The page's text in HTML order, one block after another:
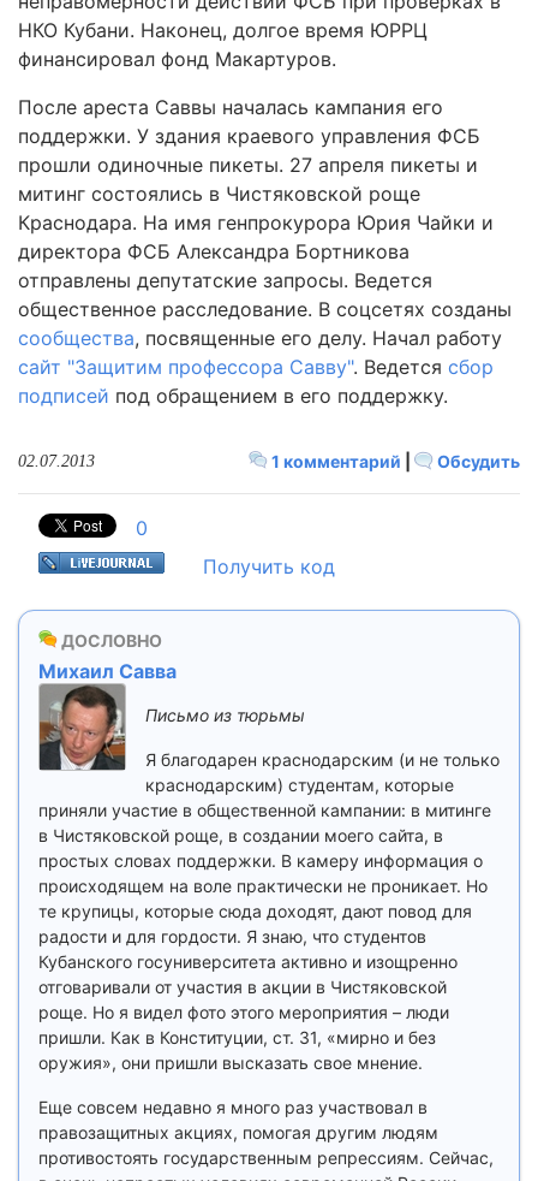
НКО Кубани. Наконец, долгое время ЮРРЦ
финансировал фонд Макартуров.
После ареста Саввы началась кампания его
поддержки. У здания краевого управления ФСБ
прошли одиночные пикеты. 27 апреля пикеты и
митинг состоялись в Чистяковской роще
Краснодара. На имя генпрокурора Юрия Чайки и
директора ФСБ Александра Бортникова
отправлены депутатские запросы. Ведется
общественное расследование. В соцсетях созданы
сообщества, посвященные его делу. Начал работу
сайт "Защитим профессора Савву". Ведется сбор
подписей под обращением в его поддержку.
1 комментарий Обсудить
02.07.2013
0
Получить код
ДОСЛОВНО
Михаил Савва
Письмо из тюрьмы
Я благодарен краснодарским (и не только
краснодарским) студентам, которые
приняли участие в общественной кампании: в митинге
в Чистяковской роще, в создании моего сайта, в
простых словах поддержки. В камеру информация о
происходящем на воле практически не проникает. Но
те крупицы, которые сюда доходят, дают повод для
радости и для гордости. Я знаю, что студентов
Кубанского госуниверситета активно и изощренно
отговаривали от участия в акции в Чистяковской
роще. Но я видел фото этого мероприятия – люди
пришли. Как в Конституции, ст. 31, «мирно и без
оружия», они пришли высказать свое мнение.
Еще совсем недавно я много раз участвовал в
правозащитных акциях, помогая другим людям
противостоять государственным репрессиям. Сейчас,